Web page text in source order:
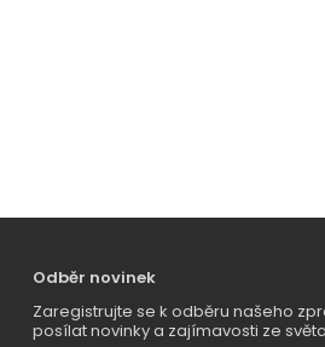
Odběr novinek
Zaregistrujte se k odběru našeho
posílat novinky a zajímavosti ze světa